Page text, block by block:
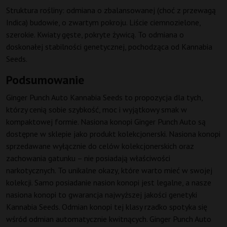
Struktura rośliny: odmiana o zbalansowanej (choć z przewagą
Indica) budowie, o zwartym pokroju. Liście ciemnozielone,
szerokie. Kwiaty gęste, pokryte żywicą. To odmiana o
doskonałej stabilności genetycznej, pochodząca od Kannabia
Seeds.
Podsumowanie
Ginger Punch Auto Kannabia Seeds to propozycja dla tych,
którzy cenią sobie szybkość, moc i wyjątkowy smak w
kompaktowej formie. Nasiona konopi Ginger Punch Auto są
dostępne w sklepie jako produkt kolekcjonerski. Nasiona konopi
sprzedawane wyłącznie do celów kolekcjonerskich oraz
zachowania gatunku – nie posiadają właściwości
narkotycznych. To unikalne okazy, które warto mieć w swojej
kolekcji. Samo posiadanie nasion konopi jest legalne, a nasze
nasiona konopi to gwarancja najwyższej jakości genetyki
Kannabia Seeds. Odmian konopi tej klasy rzadko spotyka się
wśród odmian automatycznie kwitnących. Ginger Punch Auto